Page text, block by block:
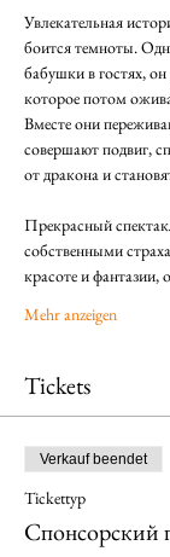
Увлекательная
боится темноты.
бабушки в гостях,
которое потом
Вместе они
совершают подвиг,
от дракона и
Прекрасный
собственными
красоте и фантазии,
Mehr anzeigen
Tickets
Verkauf beendet
Tickettyp
Спонсорский